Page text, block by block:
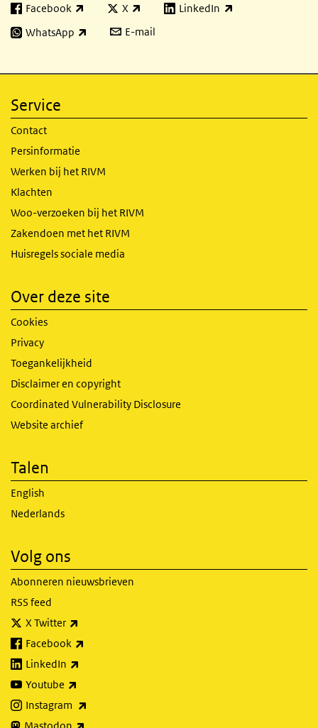
Facebook
(externe link) X
(externe link) LinkedIn
(externe link)
WhatsApp
(externe link) E-mail
Service
Contact
Persinformatie
Werken bij het RIVM
Klachten
Woo-verzoeken bij het RIVM
Zakendoen met het RIVM
Huisregels sociale media
Over deze site
Cookies
Privacy
Toegankelijkheid
Disclaimer en copyright
Coordinated Vulnerability Disclosure
Website archief
Talen
English
Nederlands
Volg ons
Abonneren nieuwsbrieven
RSS feed
X Twitter
Facebook
LinkedIn
Youtube
Instagram